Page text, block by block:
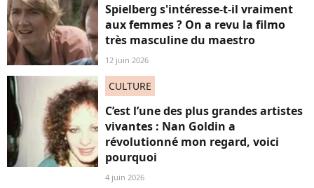
Spielberg s'intéresse-t-il vraiment
aux femmes ? On a revu la filmo
très masculine du maestro
12 juin 2026
CULTURE
C’est l’une des plus grandes artistes
vivantes : Nan Goldin a
révolutionné mon regard, voici
pourquoi
4 juin 2026